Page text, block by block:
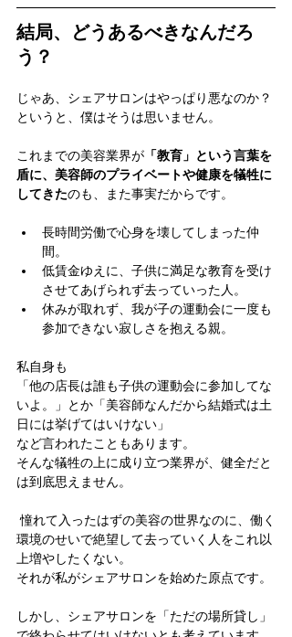
結局、どうあるべきなんだろ
う？
じゃあ、シェアサロンはやっぱり悪なのか？
というと、僕はそうは思いません。
これまでの美容業界が 「教育」という言葉を
盾に、美容師のプライベートや健康を犠牲に
してきたのも、また事実だからです。
長時間労働で心身を壊してしまった仲
間。
低賃金ゆえに、子供に満足な教育を受け
させてあげられず去っていった人。
休みが取れず、我が子の運動会に一度も
参加できない寂しさを抱える親。
私自身も
「他の店長は誰も子供の運動会に参加してな
いよ。」とか「美容師なんだから結婚式は土
日には挙げてはいけない」
など言われたこともあります。
そんな犠牲の上に成り立つ業界が、健全だと
は到底思えません。
憧れて入ったはずの美容の世界なのに、働く
環境のせいで絶望して去っていく人をこれ以
上増やしたくない。
それが私がシェアサロンを始めた原点です。
しかし、シェアサロンを「ただの場所貸し」